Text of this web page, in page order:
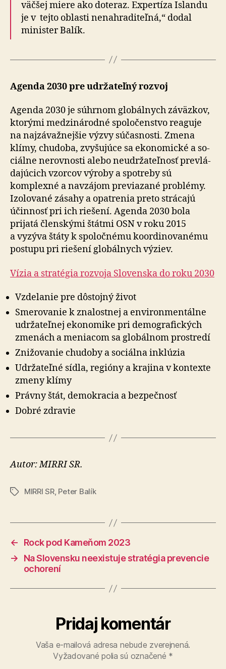
väčšej miere ako do­te­raz. Expertíza Islandu
je v tejto oblasti ne­na­hra­di­teľná,“ dodal
minister Balík.
Agenda 2030 pre udržateľný rozvoj
Agenda 2030 je súhrnom globálnych záväzkov,
ktorými medzi­ná­rodné spo­lo­čen­stvo reaguje
na naj­zá­važ­nejšie výzvy sú­čas­nosti. Zmena
klímy, chudoba, zvyšujúce sa eko­no­mické a so­
ciál­ne ne­rov­nosti alebo neu­dr­ža­teľ­nosť pre­vlá­
da­júcich vzorcov výroby a spotreby sú
komplexné a navzájom previazané problémy.
Izolované zásahy a opatrenia preto strácajú
účinnosť pri ich riešení. Agenda 2030 bola
prijatá členskými štátmi OSN v roku 2015
a vyzýva štáty k spo­loč­nému koor­di­no­va­nému
postupu pri rie­še­ní glo­bál­nych výziev.
Vízia a stratégia rozvoja Slovenska do roku 2030
Vzdelanie pre dôstojný život
Smerovanie k znalostnej a envi­ron­men­tálne
udržateľnej eko­no­mike pri de­mogra­fických
zmenách a me­nia­com sa globálnom prostredí
Znižovanie chudoby a sociálna inklúzia
Udržateľné sídla, regióny a krajina v kon­texte
zmeny klímy
Právny štát, demo­kracia a bez­peč­nosť
Dobré zdravie
Autor: MIRRI SR.
ZnačkyMIRRI SR, Peter Balík
←
Rock pod Kameňom 2023
→
Na Slovensku neexistuje stratégia prevencie
ochorení
Pridaj komentár
Vaša e-mailová adresa nebude zverejnená.
Vyžadované polia sú označené *